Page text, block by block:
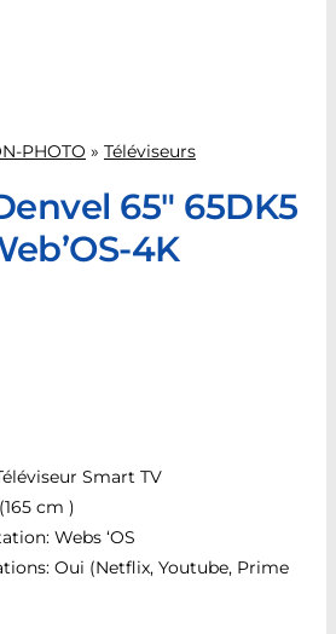
PHOTO » Téléviseurs
65″ 65DK5
4K
Smart TV
cm )
Webs ‘OS
Oui (Netflix, Youtube, Prime